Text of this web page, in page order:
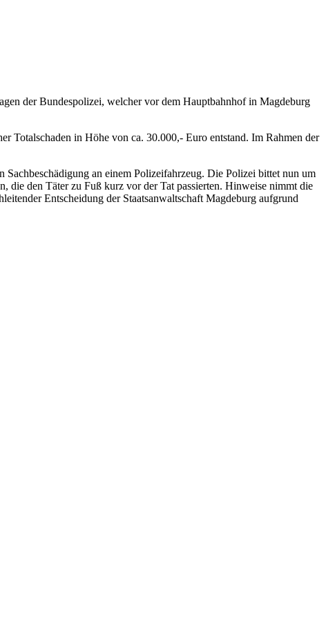
der Bundespolizei, welcher vor dem Hauptbahnhof in Magdeburg
Totalschaden in Höhe von ca. 30.000,- Euro entstand. Im Rahmen der
an einem Polizeifahrzeug. Die Polizei bittet nun um
die den Täter zu Fuß kurz vor der Tat passierten. Hinweise nimmt die
Entscheidung der Staatsanwaltschaft Magdeburg aufgrund